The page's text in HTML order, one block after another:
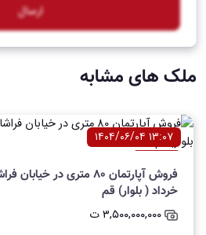
ارسال
ملک های مشابه
۱۳:۰۷ ۱۴۰۴/۰۶/۰۴
خرداد ( بلوار) قم